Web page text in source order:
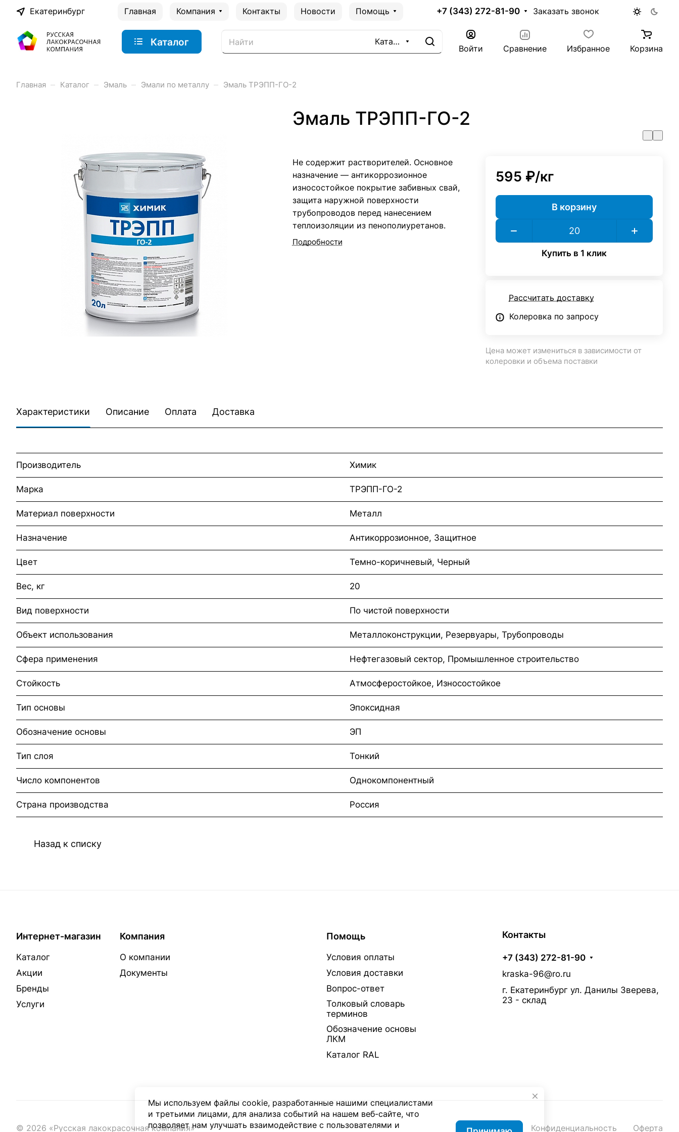
Екатеринбург Главная Компания Контакты Новости Помощь +7 (343) 272-81-90 Заказать звонок
Каталог Каталог
Войти Сравнение Избранное Корзина
Главная – Каталог – Эмаль – Эмали по металлу – Эмаль ТРЭПП-ГО-2
Эмаль ТРЭПП-ГО-2
Не содержит растворителей. Основное
назначение — антикоррозионное
износостойкое покрытие забивных свай,
защита наружной поверхности
трубопроводов перед нанесением
теплоизоляции из пенополиуретанов.
Подробности
595 ₽/кг
В корзину
Купить в 1 клик
Рассчитать доставку
Колеровка по запросу
Цена может измениться в зависимости от
колеровки и объема поставки
Характеристики Описание Оплата Доставка
Производитель Химик
Марка ТРЭПП-ГО-2
Материал поверхности Металл
Назначение Антикоррозионное, Защитное
Цвет Темно-коричневый, Черный
Вес, кг 20
Вид поверхности По чистой поверхности
Объект использования Металлоконструкции, Резервуары, Трубопроводы
Сфера применения Нефтегазовый сектор, Промышленное строительство
Стойкость Атмосферостойкое, Износостойкое
Тип основы Эпоксидная
Обозначение основы ЭП
Тип слоя Тонкий
Число компонентов Однокомпонентный
Страна производства Россия
Назад к списку
Интернет-магазин
Каталог
Акции
Бренды
Услуги
Компания
О компании
Документы
Помощь
Условия оплаты
Условия доставки
Вопрос-ответ
Толковый словарь
терминов
Обозначение основы
ЛКМ
Каталог RAL
Контакты
+7 (343) 272-81-90
kraska-96@ro.ru
г. Екатеринбург ул. Данилы Зверева,
23 - склад
© 2026 «Русская лакокрасочная компания» Конфиденциальность Оферта
Мы используем файлы cookie, разработанные нашими специалистами
и третьими лицами, для анализа событий на нашем веб-сайте, что
позволяет нам улучшать взаимодействие с пользователями и